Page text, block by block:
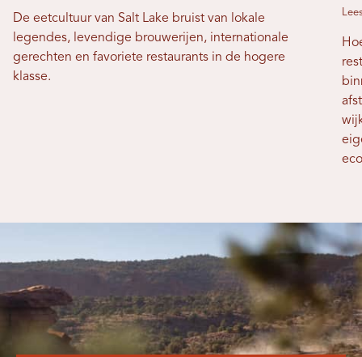
De eetcultuur van Salt Lake bruist van lokale
legendes, levendige brouwerijen, internationale
gerechten en favoriete restaurants in de hogere
klasse.